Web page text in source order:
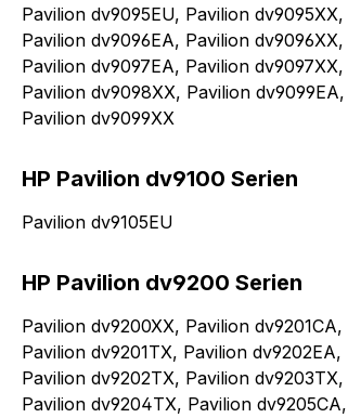
Pavilion dv9095EU, Pavilion dv9095XX,
Pavilion dv9096EA, Pavilion dv9096XX,
Pavilion dv9097EA, Pavilion dv9097XX,
Pavilion dv9098XX, Pavilion dv9099EA,
Pavilion dv9099XX
HP Pavilion dv9100 Serien
Pavilion dv9105EU
HP Pavilion dv9200 Serien
Pavilion dv9200XX, Pavilion dv9201CA,
Pavilion dv9201TX, Pavilion dv9202EA,
Pavilion dv9202TX, Pavilion dv9203TX,
Pavilion dv9204TX, Pavilion dv9205CA,